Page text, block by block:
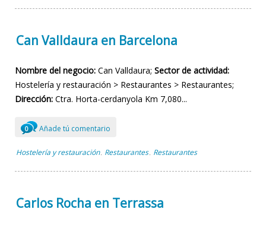
Can Valldaura en Barcelona
Nombre del negocio: Can Valldaura; Sector de actividad:
Hostelería y restauración > Restaurantes > Restaurantes;
Dirección: Ctra. Horta-cerdanyola Km 7,080...
0 Añade tú comentario
Hostelería y restauración , Restaurantes , Restaurantes
Carlos Rocha en Terrassa